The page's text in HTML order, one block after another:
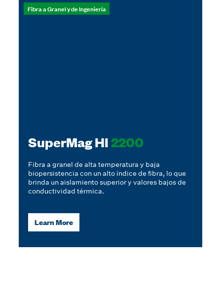
Fibra a Granel y de Ingeniería
SuperMag HI2200
Fibra a granel de alta temperatura y baja
biopersistencia con un alto índice de fibra, lo que
brinda un aislamiento superior y valores bajos de
conductividad térmica.
Learn More